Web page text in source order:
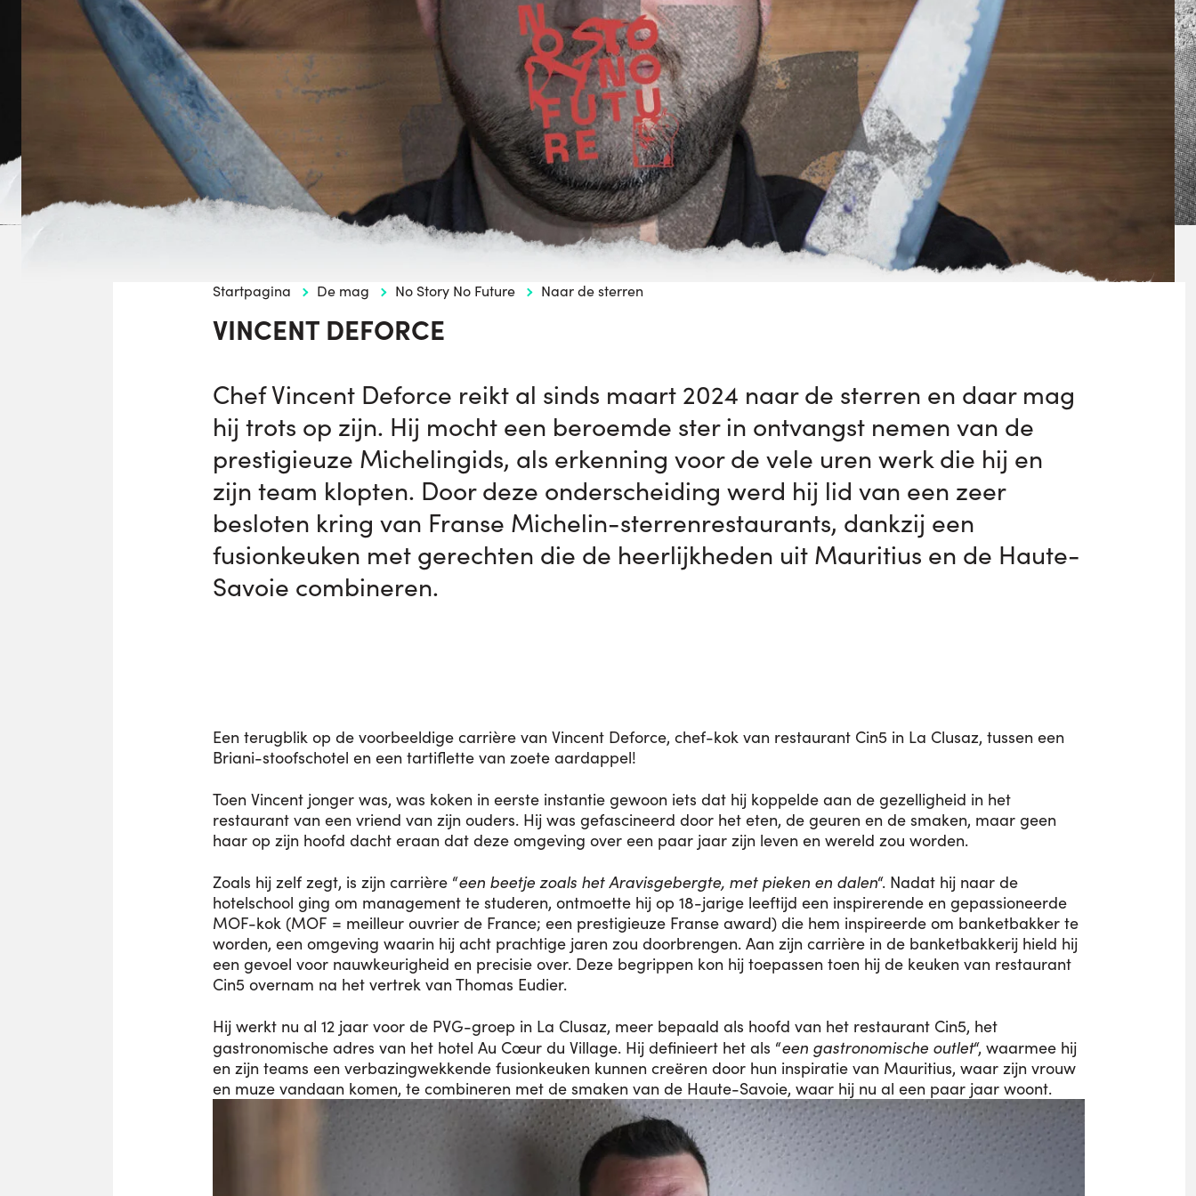
Startpagina De mag No Story No Future Naar de sterren
VINCENT DEFORCE
Chef Vincent Deforce reikt al sinds maart 2024 naar de sterren en daar mag
hij trots op zijn. Hij mocht een beroemde ster in ontvangst nemen van de
prestigieuze Michelingids, als erkenning voor de vele uren werk die hij en
zijn team klopten. Door deze onderscheiding werd hij lid van een zeer
besloten kring van Franse Michelin-sterrenrestaurants, dankzij een
fusionkeuken met gerechten die de heerlijkheden uit Mauritius en de Haute-
Savoie combineren.
Een terugblik op de voorbeeldige carrière van Vincent Deforce, chef-kok van restaurant Cin5 in La Clusaz, tussen een
Briani-stoofschotel en een tartiflette van zoete aardappel!
Toen Vincent jonger was, was koken in eerste instantie gewoon iets dat hij koppelde aan de gezelligheid in het
restaurant van een vriend van zijn ouders. Hij was gefascineerd door het eten, de geuren en de smaken, maar geen
haar op zijn hoofd dacht eraan dat deze omgeving over een paar jaar zijn leven en wereld zou worden.
Zoals hij zelf zegt, is zijn carrière “een beetje zoals het Aravisgebergte, met pieken en dalen“. Nadat hij naar de
hotelschool ging om management te studeren, ontmoette hij op 18-jarige leeftijd een inspirerende en gepassioneerde
MOF-kok (MOF = meilleur ouvrier de France; een prestigieuze Franse award) die hem inspireerde om banketbakker te
worden, een omgeving waarin hij acht prachtige jaren zou doorbrengen. Aan zijn carrière in de banketbakkerij hield hij
een gevoel voor nauwkeurigheid en precisie over. Deze begrippen kon hij toepassen toen hij de keuken van restaurant
Cin5 overnam na het vertrek van Thomas Eudier.
Hij werkt nu al 12 jaar voor de PVG-groep in La Clusaz, meer bepaald als hoofd van het restaurant Cin5, het
gastronomische adres van het hotel Au Cœur du Village. Hij definieert het als “een gastronomische outlet“, waarmee hij
en zijn teams een verbazingwekkende fusionkeuken kunnen creëren door hun inspiratie van Mauritius, waar zijn vrouw
en muze vandaan komen, te combineren met de smaken van de Haute-Savoie, waar hij nu al een paar jaar woont.